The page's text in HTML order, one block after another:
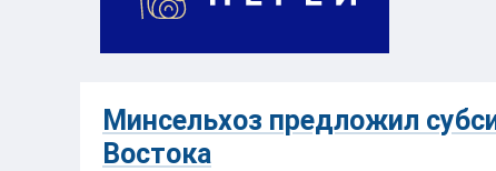
Минсельхоз предложил
Востока